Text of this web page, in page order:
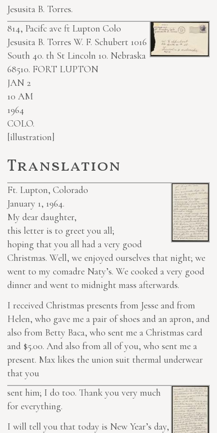
Jesusita B. Torres.
814, Pacifc ave ft Lupton Colo
Jesusita B. Torres W. F. Schubert 1016
South 40. th St Lincoln 10. Nebraska
68510. FORT LUPTON
JAN 2
10 AM
1964
COLO.
[illustration]
Translation
Ft. Lupton, Colorado
January 1, 1964.
My dear daughter,
this letter is to greet you all;
hoping that you all had a very good
Christmas. Well, we enjoyed ourselves that night; we
went to my comadre Naty’s. We cooked a very good
dinner and went to midnight mass afterwards.
I received Christmas presents from Jesse and from
Helen, who gave me a pair of shoes and an apron, and
also from Betty Baca, who sent me a Christmas card
and $5.00. And also from all of you, who sent me a
present. Max likes the union suit thermal underwear
that you
sent him; I do too. Thank you very much
for everything.
I will tell you that today is New Year’s day,